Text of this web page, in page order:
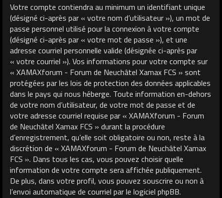
Votre compte contiendra au minimum un identifiant unique
(désigné ci-après par « votre nom d’utilisateur »), un mot de
passe personnel utilisé pour la connexion à votre compte
(désigné ci-après par « votre mot de passe »), et une
adresse courriel personnelle valide (désignée ci-après par
« votre courriel »). Vos informations pour votre compte sur
« XAMAXforum - Forum de Neuchâtel Xamax FCS » sont
protégées par les lois de protection des données applicables
dans le pays qui nous héberge. Toute information en-dehors
de votre nom d’utilisateur, de votre mot de passe et de
votre adresse courriel requise par « XAMAXforum - Forum
de Neuchâtel Xamax FCS » durant la procédure
d’enregistrement, qu’elle soit obligatoire ou non, reste à la
discrétion de « XAMAXforum - Forum de Neuchâtel Xamax
FCS ». Dans tous les cas, vous pouvez choisir quelle
information de votre compte sera affichée publiquement.
De plus, dans votre profil, vous pouvez souscrire ou non à
l’envoi automatique de courriel par le logiciel phpBB.